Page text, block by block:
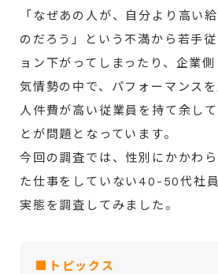
「なぜあの人が、自分より高い
のだろう」という不満から若手
ョン下がってしまったり、企業
気情勢の中で、パフォーマンス
人件費が高い従業員を持て余し
とが問題となっています。
今回の調査では、性別にかかわ
た仕事をしていない40-50代社員
実態を調査してみました。
■トピックス